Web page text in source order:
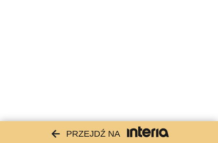
PRZEJDŹ NA